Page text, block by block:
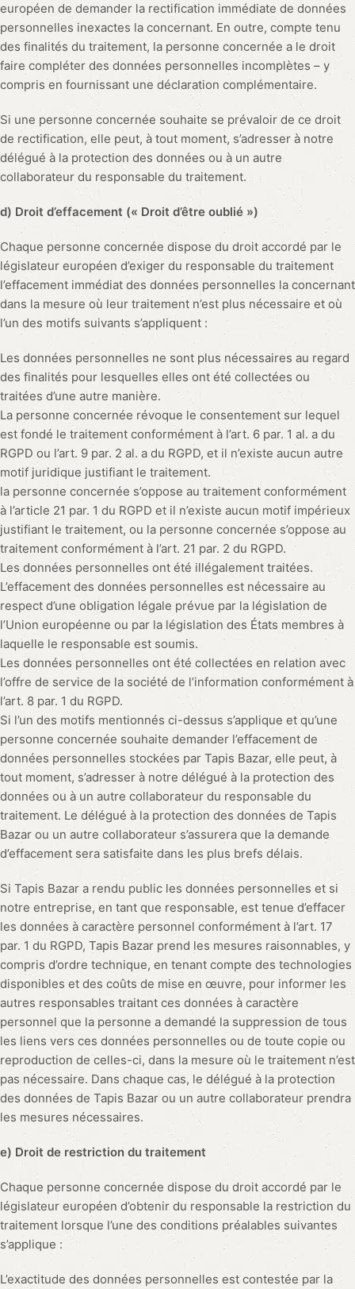
européen de demander la rectification immédiate de données
personnelles inexactes la concernant. En outre, compte tenu
des finalités du traitement, la personne concernée a le droit
faire compléter des données personnelles incomplètes – y
compris en fournissant une déclaration complémentaire.
Si une personne concernée souhaite se prévaloir de ce droit
de rectification, elle peut, à tout moment, s’adresser à notre
délégué à la protection des données ou à un autre
collaborateur du responsable du traitement.
d) Droit d’effacement (« Droit d’être oublié »)
Chaque personne concernée dispose du droit accordé par le
législateur européen d’exiger du responsable du traitement
l’effacement immédiat des données personnelles la concernant
dans la mesure où leur traitement n’est plus nécessaire et où
l’un des motifs suivants s’appliquent :
Les données personnelles ne sont plus nécessaires au regard
des finalités pour lesquelles elles ont été collectées ou
traitées d’une autre manière.
La personne concernée révoque le consentement sur lequel
est fondé le traitement conformément à l’art. 6 par. 1 al. a du
RGPD ou l’art. 9 par. 2 al. a du RGPD, et il n’existe aucun autre
motif juridique justifiant le traitement.
la personne concernée s’oppose au traitement conformément
à l’article 21 par. 1 du RGPD et il n’existe aucun motif impérieux
justifiant le traitement, ou la personne concernée s’oppose au
traitement conformément à l’art. 21 par. 2 du RGPD.
Les données personnelles ont été illégalement traitées.
L’effacement des données personnelles est nécessaire au
respect d’une obligation légale prévue par la législation de
l’Union européenne ou par la législation des États membres à
laquelle le responsable est soumis.
Les données personnelles ont été collectées en relation avec
l’offre de service de la société de l’information conformément à
l’art. 8 par. 1 du RGPD.
Si l’un des motifs mentionnés ci-dessus s’applique et qu’une
personne concernée souhaite demander l’effacement de
données personnelles stockées par Tapis Bazar, elle peut, à
tout moment, s’adresser à notre délégué à la protection des
données ou à un autre collaborateur du responsable du
traitement. Le délégué à la protection des données de Tapis
Bazar ou un autre collaborateur s’assurera que la demande
d’effacement sera satisfaite dans les plus brefs délais.
Si Tapis Bazar a rendu public les données personnelles et si
notre entreprise, en tant que responsable, est tenue d’effacer
les données à caractère personnel conformément à l’art. 17
par. 1 du RGPD, Tapis Bazar prend les mesures raisonnables, y
compris d’ordre technique, en tenant compte des technologies
disponibles et des coûts de mise en œuvre, pour informer les
autres responsables traitant ces données à caractère
personnel que la personne a demandé la suppression de tous
les liens vers ces données personnelles ou de toute copie ou
reproduction de celles-ci, dans la mesure où le traitement n’est
pas nécessaire. Dans chaque cas, le délégué à la protection
des données de Tapis Bazar ou un autre collaborateur prendra
les mesures nécessaires.
e) Droit de restriction du traitement
Chaque personne concernée dispose du droit accordé par le
législateur européen d’obtenir du responsable la restriction du
traitement lorsque l’une des conditions préalables suivantes
s’applique :
L’exactitude des données personnelles est contestée par la